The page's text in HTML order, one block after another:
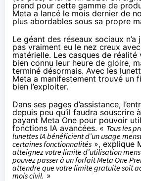
prend pour cette gamme de
Meta a lancé le mois dernier de
plus abordables sous sa propre
Le géant des réseaux sociaux n’a
pas vraiment eu le nez creux
matérielle. Les casques de
bien connu leur heure de gloire,
terminé désormais. Avec les
Meta a manifestement trouvé un
bien l’exploiter.
Dans ses pages d’assistance,
depuis peu qu’il faudra souscrire
payant Meta One pour pouvoir
fonctions IA avancées. « Tous les
lunettes IA bénéficient d’un usage
certaines fonctionnalités », explique
atteignez votre limite d’utilisation
pouvez passer à un forfait Meta One
attendre que votre limite gratuite soit
mois civil.»